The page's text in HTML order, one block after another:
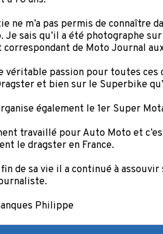
ne m’a pas permis de
Je sais qu’il a été photographe
correspondant de Moto Journal
véritable passion pour toutes ces
et bien sur le Superbike
également le 1er Super
travaillé pour Auto Moto et
le dragster en France.
fin de sa vie il a continué à
Philippe